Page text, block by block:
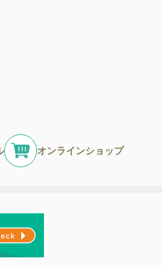
オンラインショップ